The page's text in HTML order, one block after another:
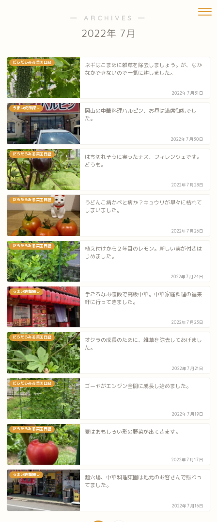
― ARCHIVES ―
2022年 7月
だらだらみる菜園日記
ネギはこまめに雑草を除去しましょう。が、なか
なかできないので一気に耕しました。
2022年7月31日
うまい焼飯探し
岡山の中華料理ハルピン、お昼は満席御礼でし
た。
2022年7月30日
だらだらみる菜園日記
はち切れそうに実ったナス、フィレンツェです。
どうも。
2022年7月28日
だらだらみる菜園日記
うどんこ病かベと病か？キュウリが早々に枯れて
しまいました。
2022年7月26日
だらだらみる菜園日記
植え付けから２年目のレモン。新しい実が付きは
じめました。
2022年7月24日
うまい焼飯探し
手ごろなお値段で高級中華。中華家庭料理の福来
軒に行ってきました。
2022年7月23日
だらだらみる菜園日記
オクラの成長のために、雑草を除去してあげまし
た。
2022年7月21日
だらだらみる菜園日記 ゴーヤがエンジン全開に成長し始めました。
2022年7月19日
だらだらみる菜園日記 夏はおもしろい形の野菜が出てきます。
2022年7月17日
うまい焼飯探し
超穴場、中華料理東園は地元のお客さんで賑わっ
てました。
2022年7月16日